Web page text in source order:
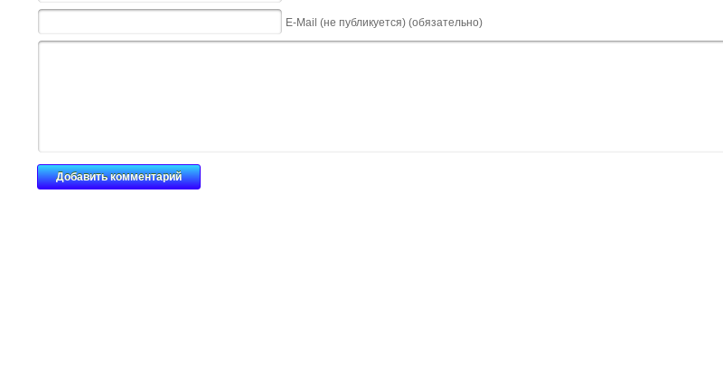
E-Mail (не публикуется) (обязательно)